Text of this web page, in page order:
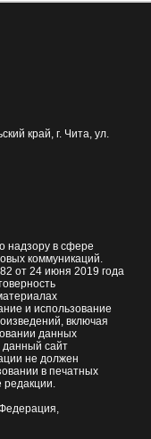
край, г. Чита, ул.
надзору в сфере
коммуникаций.
от 24 июня 2019 года
и использование
включая
данных
сайт
не должен
в печатных